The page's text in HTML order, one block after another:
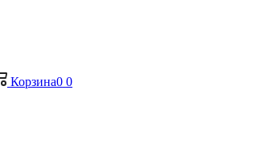
Корзина0 0